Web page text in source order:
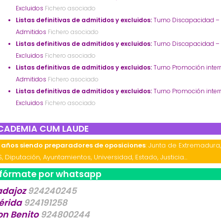
Excluidos Fichero asociado
Listas definitivas de admitidos y excluidos:Turno Discapacidad –
Admitidos Fichero asociado
Listas definitivas de admitidos y excluidos:Turno Discapacidad –
Excluidos Fichero asociado
Listas definitivas de admitidos y excluidos:Turno Promoción
Admitidos Fichero asociado
Listas definitivas de admitidos y excluidos:Turno Promoción
Excluidos Fichero asociado
CUM LAUDE
siendo preparadores de oposiciones: Junta de Extremadura,
Diputación, Ayuntamientos, Universidad, Estado, Justicia…
por whatsapp
924240245
924191258
Benito 924800244